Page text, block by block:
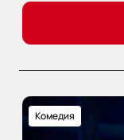
Комедия